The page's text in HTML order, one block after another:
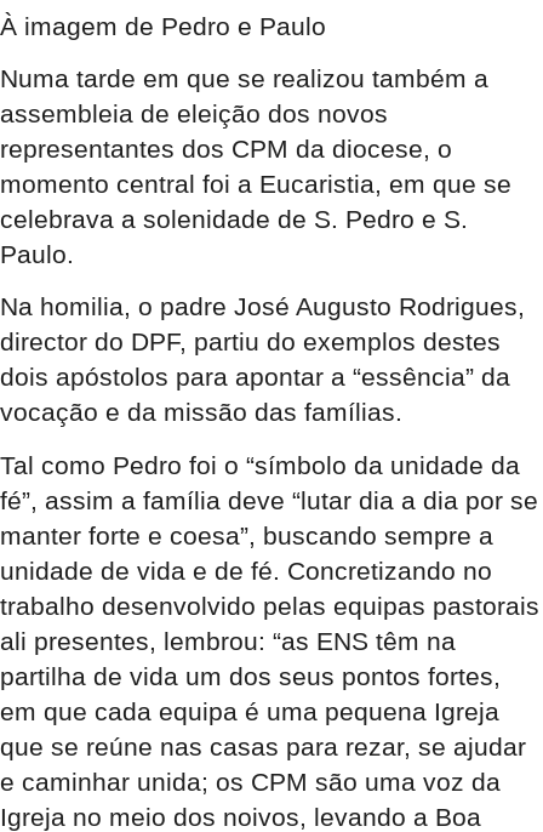
À imagem de Pedro e Paulo
Numa tarde em que se realizou também a
assembleia de eleição dos novos
representantes dos CPM da diocese, o
momento central foi a Eucaristia, em que se
celebrava a solenidade de S. Pedro e S.
Paulo.
Na homilia, o padre José Augusto Rodrigues,
director do DPF, partiu do exemplos destes
dois apóstolos para apontar a “essência” da
vocação e da missão das famílias.
Tal como Pedro foi o “símbolo da unidade da
fé”, assim a família deve “lutar dia a dia por se
manter forte e coesa”, buscando sempre a
unidade de vida e de fé. Concretizando no
trabalho desenvolvido pelas equipas pastorais
ali presentes, lembrou: “as ENS têm na
partilha de vida um dos seus pontos fortes,
em que cada equipa é uma pequena Igreja
que se reúne nas casas para rezar, se ajudar
e caminhar unida; os CPM são uma voz da
Igreja no meio dos noivos, levando a Boa